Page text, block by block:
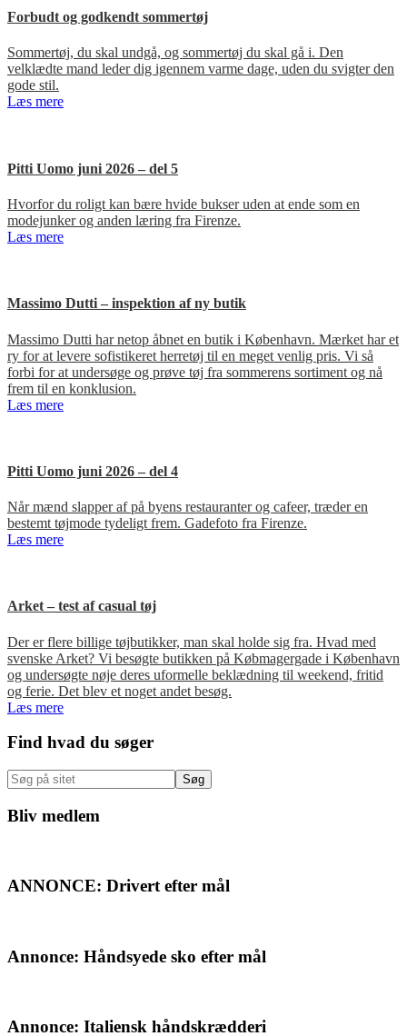
Forbudt og godkendt sommertøj
Sommertøj, du skal undgå, og sommertøj du skal gå i. Den
velklædte mand leder dig igennem varme dage, uden du svigter den
gode stil.
Læs mere
Pitti Uomo juni 2026 – del 5
Hvorfor du roligt kan bære hvide bukser uden at ende som en
modejunker og anden læring fra Firenze.
Læs mere
Massimo Dutti – inspektion af ny butik
Massimo Dutti har netop åbnet en butik i København. Mærket har et
ry for at levere sofistikeret herretøj til en meget venlig pris. Vi så
forbi for at undersøge og prøve tøj fra sommerens sortiment og nå
frem til en konklusion.
Læs mere
Pitti Uomo juni 2026 – del 4
Når mænd slapper af på byens restauranter og cafeer, træder en
bestemt tøjmode tydeligt frem. Gadefoto fra Firenze.
Læs mere
Arket – test af casual tøj
Der er flere billige tøjbutikker, man skal holde sig fra. Hvad med
svenske Arket? Vi besøgte butikken på Købmagergade i København
og undersøgte nøje deres uformelle beklædning til weekend, fritid
og ferie. Det blev et noget andet besøg.
Læs mere
Primær
Sidebar
Find hvad du søger
Søg
på
sitet
Bliv medlem
ANNONCE: Drivert efter mål
Annonce: Håndsyede sko efter mål
Annonce: Italiensk håndskrædderi